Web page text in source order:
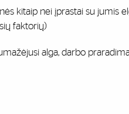
kitaip nei įprastai su jumis
faktorių)
alga, darbo